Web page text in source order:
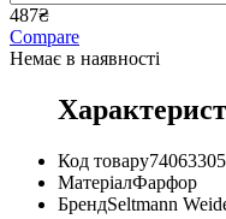
487₴
Compare
Немає в наявності
Код товару
МатеріалФарфор
БрендSeltmann